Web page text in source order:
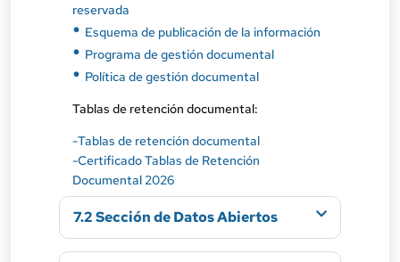
reservada
Esquema de publicación de la información
Programa de gestión documental
Política de gestión documental
Tablas de retención documental:
-Tablas de retención documental
-Certificado Tablas de Retención
Documental 2026
7.2 Sección de Datos Abiertos